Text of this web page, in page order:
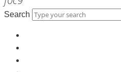
Search